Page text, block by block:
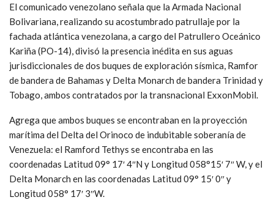
El comunicado venezolano señala que la Armada Nacional
Bolivariana, realizando su acostumbrado patrullaje por la
fachada atlántica venezolana, a cargo del Patrullero Oceánico
Kariña (PO-14), divisó la presencia inédita en sus aguas
jurisdiccionales de dos buques de exploración sísmica, Ramfor
de bandera de Bahamas y Delta Monarch de bandera Trinidad y
Tobago, ambos contratados por la transnacional ExxonMobil.
Agrega que ambos buques se encontraban en la proyección
marítima del Delta del Orinoco de indubitable soberanía de
Venezuela: el Ramford Tethys se encontraba en las
coordenadas Latitud 09° 17′ 4″N y Longitud 058°15′ 7″ W, y el
Delta Monarch en las coordenadas Latitud 09° 15′ 0″ y
Longitud 058° 17′ 3″W.